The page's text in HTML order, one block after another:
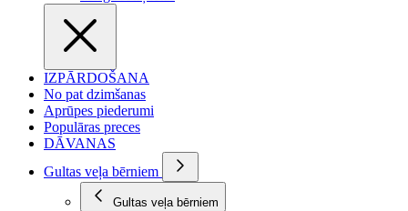
IZPĀRDOŠANA
No pat dzimšanas
Aprūpes piederumi
Populāras preces
DĀVANAS
Gultas veļa bērniem
Gultas veļa bērniem